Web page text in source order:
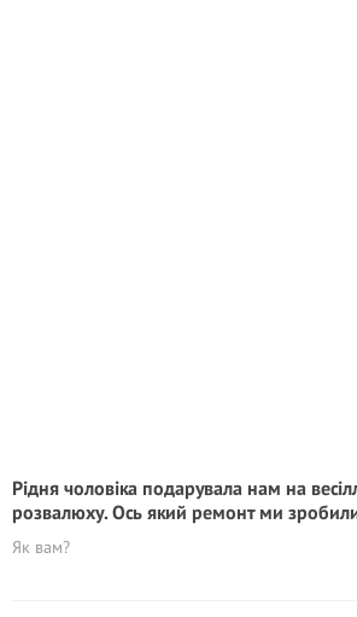
Рідня чоловіка подарувала нам на
розвалюху. Ось який ремонт ми
Як вам?